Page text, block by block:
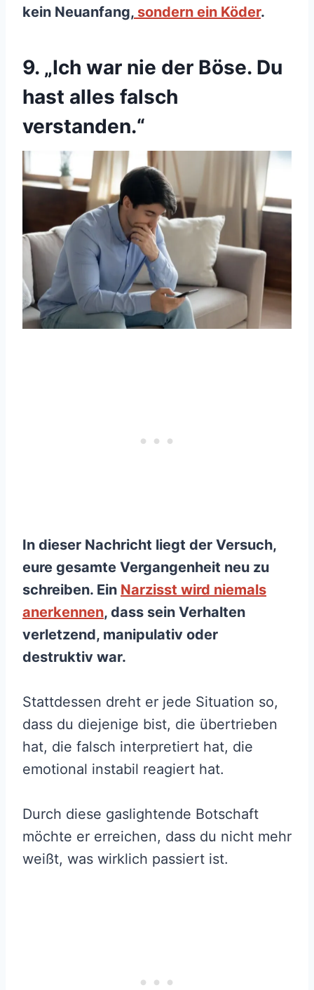
kein Neuanfang, sondern ein Köder.
9. „Ich war nie der Böse. Du
hast alles falsch
verstanden.“
In dieser Nachricht liegt der Versuch,
eure gesamte Vergangenheit neu zu
schreiben. Ein Narzisst wird niemals
anerkennen, dass sein Verhalten
verletzend, manipulativ oder
destruktiv war.
Stattdessen dreht er jede Situation so,
dass du diejenige bist, die übertrieben
hat, die falsch interpretiert hat, die
emotional instabil reagiert hat.
Durch diese gaslightende Botschaft
möchte er erreichen, dass du nicht mehr
weißt, was wirklich passiert ist.